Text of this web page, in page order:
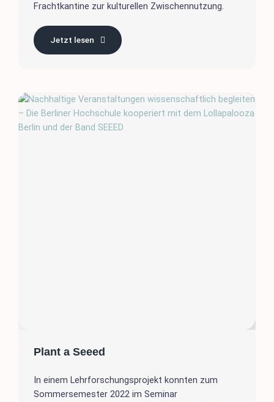
Frachtkantine zur kulturellen Zwischennutzung.
Jetzt lesen
Plant a Seeed
In einem Lehrforschungsprojekt konnten zum
Sommersemester 2022 im Seminar